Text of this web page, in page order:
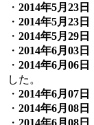
・ 2014年5月23日
・ 2014年5月23日
・ 2014年5月29日
・ 2014年6月03日
・ 2014年6月06日
した。
・ 2014年6月07日
・ 2014年6月08日
・ 2014年6月08日